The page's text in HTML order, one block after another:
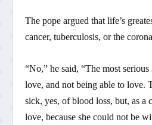
The pope argued that life’s
cancer, tuberculosis, or the
“No,” he said, “The most
love, and not being able to love.
sick, yes, of blood loss, but, as a
love, because she could not be